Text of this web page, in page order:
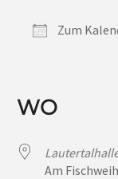
Zum
WO
Am